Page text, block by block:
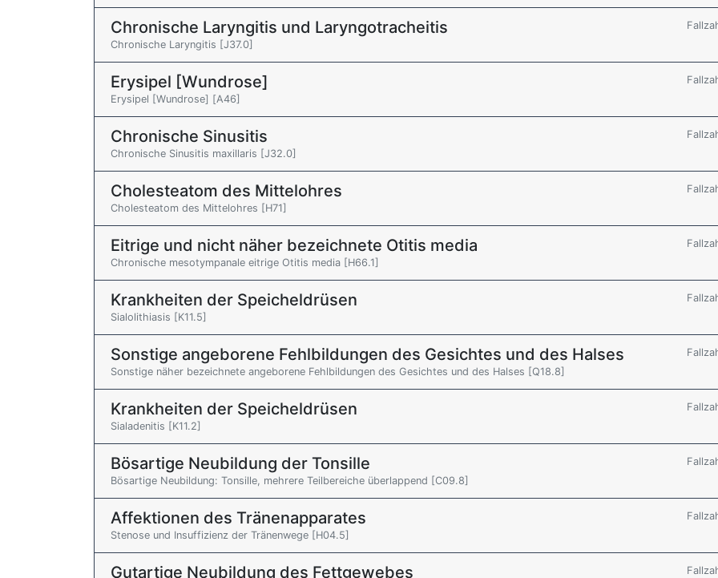
Chronische Laryngitis und Laryngotracheitis
Chronische Laryngitis [J37.0]
Erysipel [Wundrose]
Erysipel [Wundrose] [A46]
Chronische Sinusitis
Chronische Sinusitis maxillaris [J32.0]
Cholesteatom des Mittelohres
Cholesteatom des Mittelohres [H71]
Eitrige und nicht näher bezeichnete Otitis media
Chronische mesotympanale eitrige Otitis media [H66.1]
Krankheiten der Speicheldrüsen
Sialolithiasis [K11.5]
Sonstige angeborene Fehlbildungen des Gesichtes und des Halses
Sonstige näher bezeichnete angeborene Fehlbildungen des Gesichtes und des Halses [Q18.8]
Krankheiten der Speicheldrüsen
Sialadenitis [K11.2]
Bösartige Neubildung der Tonsille
Bösartige Neubildung: Tonsille, mehrere Teilbereiche überlappend [C09.8]
Affektionen des Tränenapparates
Stenose und Insuffizienz der Tränenwege [H04.5]
Gutartige Neubildung des Fettgewebes